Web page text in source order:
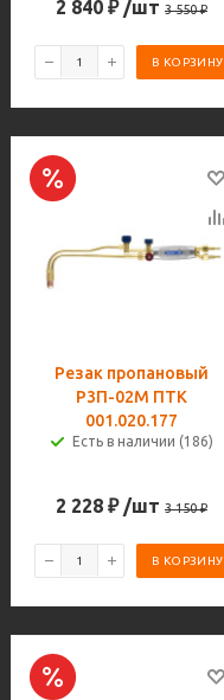
2 840 ₽ /шт 3 550₽
В КОРЗИНУ
Резак пропановый
Р3П-02M ПТК
001.020.177
Есть в наличии (186)
2 228 ₽ /шт 3 150₽
В КОРЗИНУ